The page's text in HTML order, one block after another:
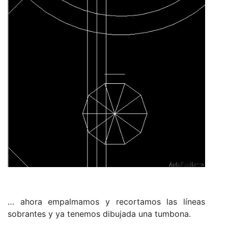
… ahora empalmamos y recortamos las líneas
sobrantes y ya tenemos dibujada una tumbona.